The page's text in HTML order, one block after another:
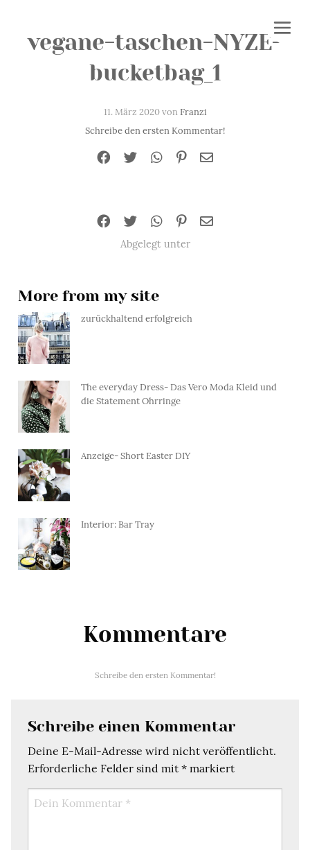
vegane-taschen-NYZE-
bucketbag_1
11. März 2020 vonFranzi
Schreibe den ersten Kommentar!
Abgelegt unter
More from my site
zurückhaltend erfolgreich
The everyday Dress- Das Vero Moda Kleid und
die Statement Ohrringe
Anzeige- Short Easter DIY
Interior: Bar Tray
Kommentare
Schreibe den ersten Kommentar!
Schreibe einen Kommentar
Deine E-Mail-Adresse wird nicht veröffentlicht.
Erforderliche Felder sind mit * markiert